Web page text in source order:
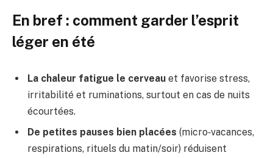
En bref : comment garder l’esprit
léger en été
La chaleur fatigue le cerveau et favorise stress,
irritabilité et ruminations, surtout en cas de nuits
écourtées.
De petites pauses bien placées (micro‑vacances,
respirations, rituels du matin/soir) réduisent